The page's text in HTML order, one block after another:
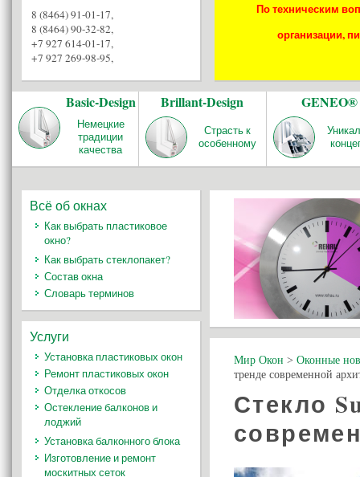
8 (8464) 91-01-17,
8 (8464) 90-32-82,
+7 927 614-01-17,
+7 927 269-98-95,
По техническим
организации,
Basic-Design
Немецкие
традиции
качества
Brillant-Design
Страсть к
особенному
GENEO®
Мир Окон > Оконные
тренде современной
Стекло
Всё об окнах
Как выбрать пластиковое
окно?
Как выбрать стеклопакет?
Состав окна
Словарь терминов
Услуги
Установка пластиковых окон
Ремонт пластиковых окон
Отделка откосов
Остекление балконов и
лоджий
Установка балконного блока
Изготовление и ремонт
москитных сеток